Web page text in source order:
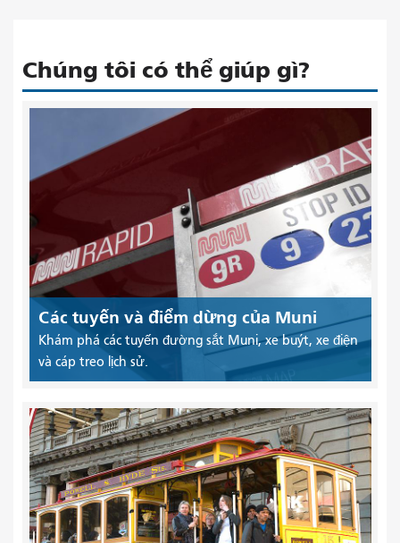
Chúng tôi có thể giúp gì?
Các tuyến và điểm dừng của Muni
Khám phá các tuyến đường sắt Muni, xe buýt, xe điện
và cáp treo lịch sử.